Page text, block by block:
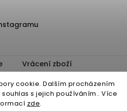
cookie. Dalším procházením
s jejich používáním.. Více
zde.
Vrácení zboží
Ochrana osobních údajů